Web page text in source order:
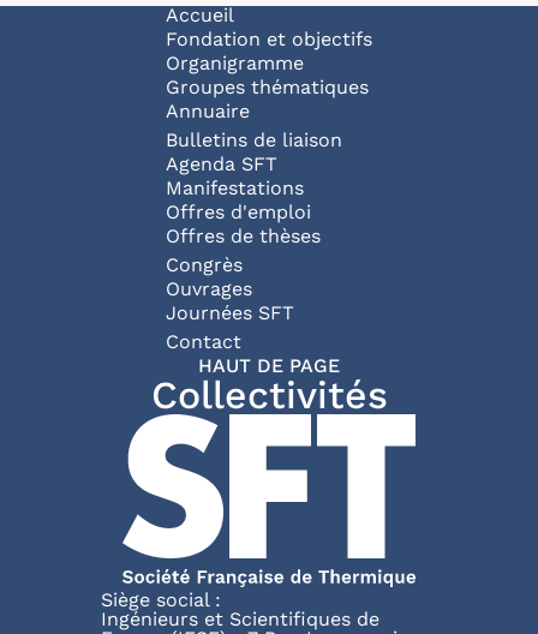
Navigation principale
Accueil
Fondation et objectifs
Organigramme
Groupes thématiques
Annuaire
Bulletins de liaison
Agenda SFT
Manifestations
Offres d'emploi
Offres de thèses
Congrès
Ouvrages
Journées SFT
Pied de page
Contact
HAUT DE PAGE
Collectivités
Siège social :
Ingénieurs et Scientifiques de